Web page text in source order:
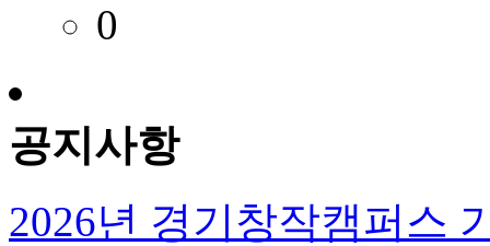
0
공지사항
2026년 경기창작캠퍼스